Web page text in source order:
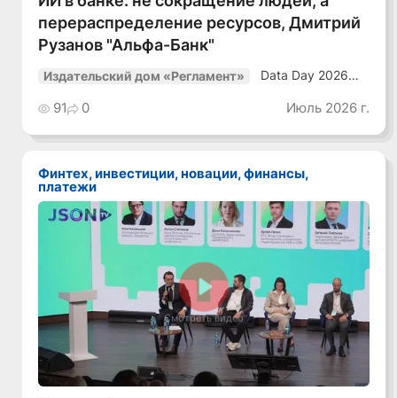
перераспределение ресурсов, Дмитрий
Рузанов "Альфа-Банк"
Издательский дом «Регламент»
Data Day 2026
Как сохранять
уверенный курс
среде»
91 0 Июль 2026 г.
Финтех, инвестиции, новации, финансы,
платежи
Смотреть видео